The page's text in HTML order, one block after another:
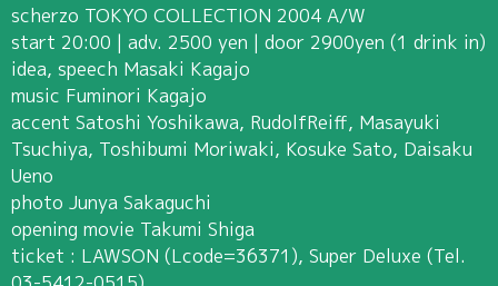
scherzo TOKYO COLLECTION 2004 A/W
start 20:00 | adv. 2500 yen | door 2900yen (1 drink in)
idea, speech Masaki Kagajo
music Fuminori Kagajo
accent Satoshi Yoshikawa, RudolfReiff, Masayuki
Tsuchiya, Toshibumi Moriwaki, Kosuke Sato, Daisaku
Ueno
photo Junya Sakaguchi
opening movie Takumi Shiga
ticket : LAWSON (Lcode=36371), Super Deluxe (Tel.